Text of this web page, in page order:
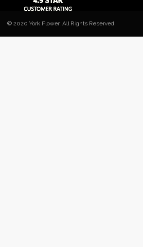
© 2020 York Flower. All Rights Reserved.